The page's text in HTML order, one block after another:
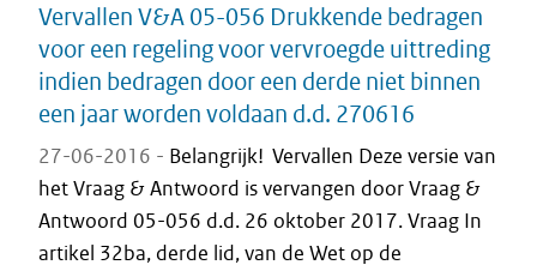
Vervallen V&A 05-056 Drukkende bedragen
voor een regeling voor vervroegde uittreding
indien bedragen door een derde niet binnen
een jaar worden voldaan d.d. 270616
27-06-2016 - Belangrijk! Vervallen Deze versie van
het Vraag & Antwoord is vervangen door Vraag &
Antwoord 05-056 d.d. 26 oktober 2017. Vraag In
artikel 32ba, derde lid, van de Wet op de